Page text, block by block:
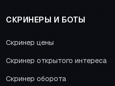
СКРИНЕРЫ И БОТЫ
Скринер цены
Скринер открытого интереса
Скринер оборота